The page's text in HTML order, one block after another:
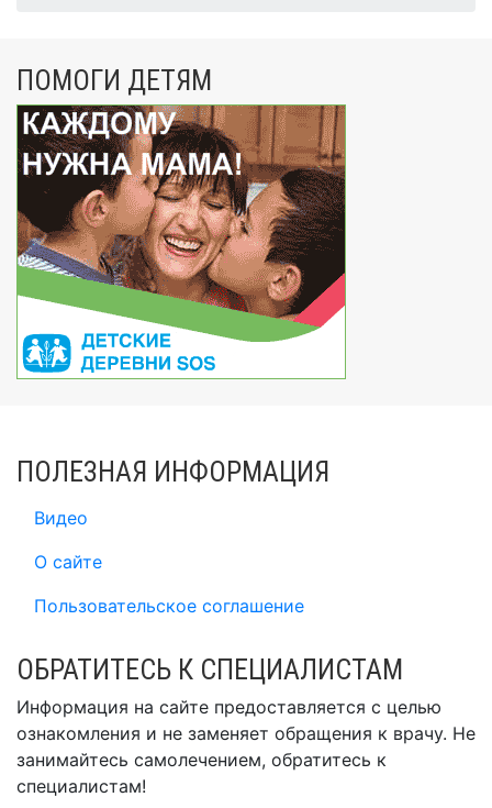
ПОМОГИ ДЕТЯМ
ПОЛЕЗНАЯ ИНФОРМАЦИЯ
Видео
О сайте
Пользовательское соглашение
ОБРАТИТЕСЬ К СПЕЦИАЛИСТАМ
Информация на сайте предоставляется с целью
ознакомления и не заменяет обращения к врачу. Не
занимайтесь самолечением, обратитесь к
специалистам!